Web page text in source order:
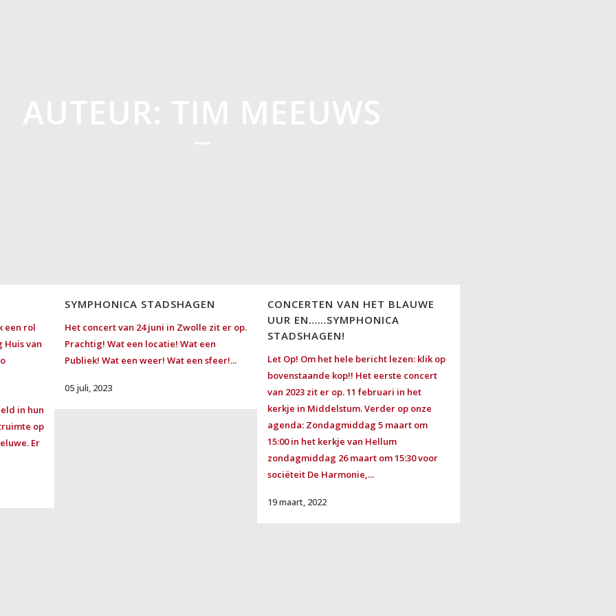
een rol
Huis van
in hun
op
Er
SYMPHONICA STADSHAGEN
Het concert van 24 juni in Zwolle zit er op.
Prachtig! Wat een locatie! Wat een
Publiek! Wat een weer! Wat een sfeer!...
05 juli, 2023
CONCERTEN VAN HET BLAUWE
UUR EN……SYMPHONICA
STADSHAGEN!
Let Op! Om het hele bericht lezen: klik op
bovenstaande kop!! Het eerste concert
van 2023 zit er op. 11 februari in het
kerkje in Middelstum. Verder op onze
agenda: Zondagmiddag 5 maart om
15:00 in het kerkje van Hellum
zondagmiddag 26 maart om 15:30 voor
sociëteit De Harmonie,...
19 maart, 2022